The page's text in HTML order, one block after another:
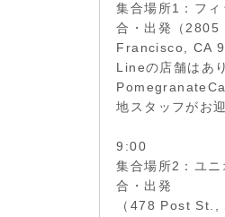
集合場所1：フ
合・出発（
Francisco, CA
Lineの店舗はあ
地スタッフがお
9:00
集合場所2：ユ
合・出発
（478 Post